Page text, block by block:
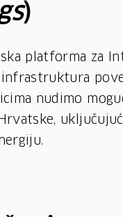
)
platforma za
nudimo